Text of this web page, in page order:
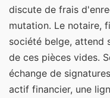
discute de frais
mutation. Le notaire,
société belge, attend
de ces pièces vides.
échange de
actif financier, une